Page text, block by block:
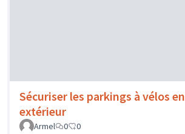
Sécuriser les parkings à vélos en
extérieur
Armel
0 0